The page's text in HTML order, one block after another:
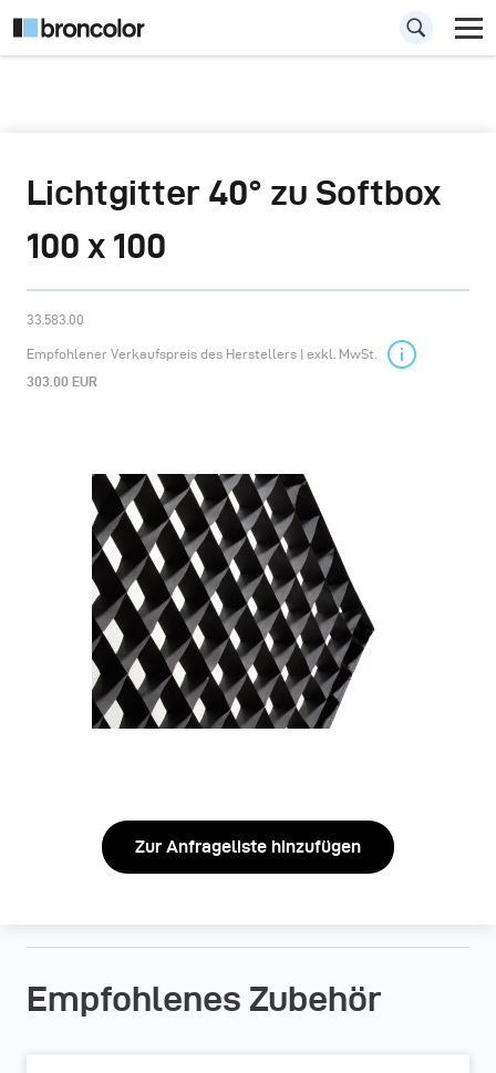
Lichtgitter 40° zu Softbox
100 x 100
33.583.00
Empfohlener Verkaufspreis des Herstellers | exkl. MwSt.
303.00 EUR
Zur Anfrageliste hinzufügen
Empfohlenes Zubehör